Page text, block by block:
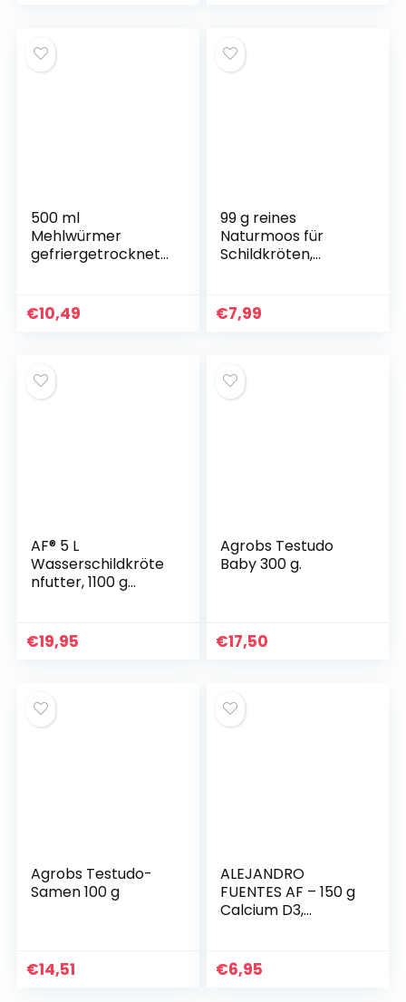
500 ml
Mehlwürmer
gefriergetrocknet/
Schildkröten,
Futtertiere,
€10,49
99 g reines
Naturmoos für
Schildkröten,
n, gut zur
Aufrechterhaltung
Warmhalten im
Winter
€7,99
AF® 5 L
Wasserschildkröte
nfutter, 1100 g
natürlichen
Zutaten +
+ Messbecher,
Futterspender für
€19,95
Agrobs Testudo
Baby 300 g.
€17,50
Agrobs Testudo-
Samen 100 g
€14,51
ALEJANDRO
FUENTES AF – 150 g
Calcium D3,
nfutter mit Vitamin
D3 | Leicht
€6,95